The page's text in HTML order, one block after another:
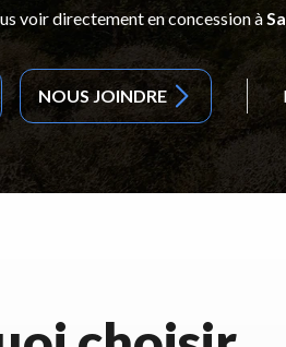
voir directement en concession à
NOUS JOINDRE